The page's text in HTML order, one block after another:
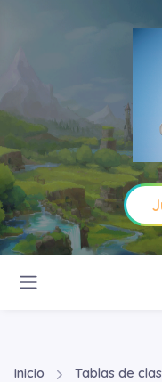
Inicio Tablas de